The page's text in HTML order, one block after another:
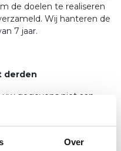
Over
de doelen te realiseren
Wij hanteren de
7 jaar.
derden
uw gegevens niet aan
indien dit nodig is voor
een